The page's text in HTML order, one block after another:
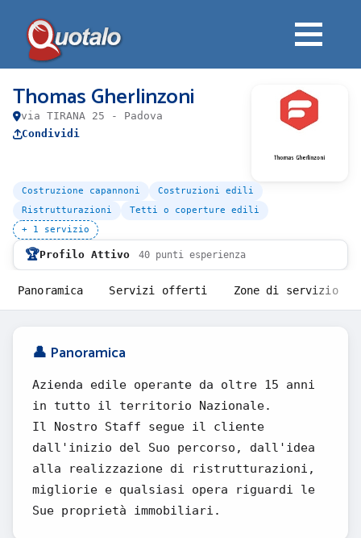
Thomas Gherlinzoni
via TIRANA 25 - Padova
Condividi
Costruzione capannoni
Costruzioni edili
Ristrutturazioni
Tetti o coperture edili
+ 1 servizio
🏆Profilo Attivo 40 punti esperienza
Panoramica Servizi offerti Zone di servizio
👤 Panoramica
Azienda edile operante da oltre 15 anni
in tutto il territorio Nazionale.
Il Nostro Staff segue il cliente
dall'inizio del Suo percorso, dall'idea
alla realizzazione di ristrutturazioni,
migliorie e qualsiasi opera riguardi le
Sue proprietà immobiliari.